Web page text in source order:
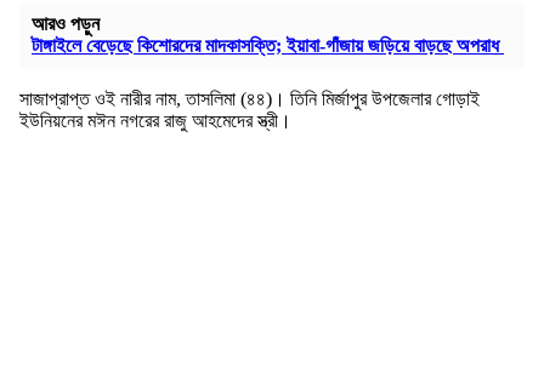
আরও পড়ুন
টাঙ্গাইলে বেড়েছে কিশোরদের মাদকাসক্তি; ইয়াবা-গাঁজায় জড়িয়ে বাড়ছে অপরাধ
সাজাপ্রাপ্ত ওই নারীর নাম, তাসলিমা (৪৪)। তিনি মির্জাপুর উপজেলার গোড়াই
ইউনিয়নের মঈন নগরের রাজু আহমেদের স্ত্রী।